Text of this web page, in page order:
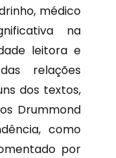
médico
na
leitora e
relações
dos textos,
Drummond
como
por